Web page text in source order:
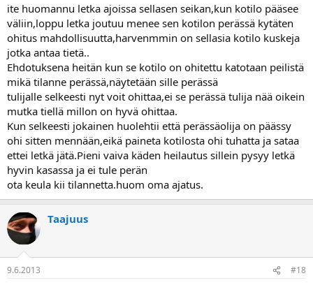
ite huomannu letka ajoissa sellasen seikan,kun kotilo pääsee
väliin,loppu letka joutuu menee sen kotilon perässä kytäten
ohitus mahdollisuutta,harvenmmin on sellasia kotilo kuskeja
jotka antaa tietä..
Ehdotuksena heitän kun se kotilo on ohitettu katotaan peilistä
mikä tilanne perässä,näytetään sille perässä
tulijalle selkeesti nyt voit ohittaa,ei se perässä tulija nää oikein
mutka tiellä millon on hyvä ohittaa.
Kun selkeesti jokainen huolehtii että perässäolija on päässy
ohi sitten mennään,eikä paineta kotilosta ohi tuhatta ja sataa
ettei letkä jätä.Pieni vaiva käden heilautus sillein pysyy letkä
hyvin kasassa ja ei tule perän
ota keula kii tilannetta.huom oma ajatus.
Taajuus
9.6.2013 #18